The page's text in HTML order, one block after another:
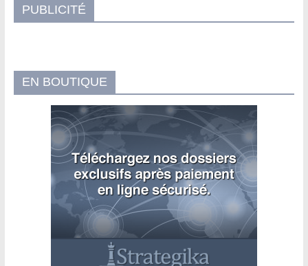
PUBLICITÉ
EN BOUTIQUE